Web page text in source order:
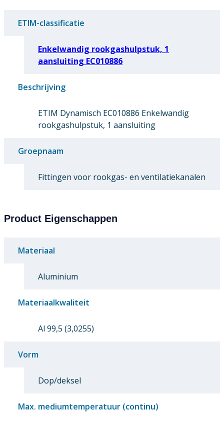
ETIM-classificatie
Enkelwandig rookgashulpstuk, 1
aansluiting EC010886
Beschrijving
ETIM Dynamisch EC010886 Enkelwandig
rookgashulpstuk, 1 aansluiting
Groepnaam
Fittingen voor rookgas- en ventilatiekanalen
Product Eigenschappen
Materiaal
Aluminium
Materiaalkwaliteit
Al 99,5 (3,0255)
Vorm
Dop/deksel
Max. mediumtemperatuur (continu)